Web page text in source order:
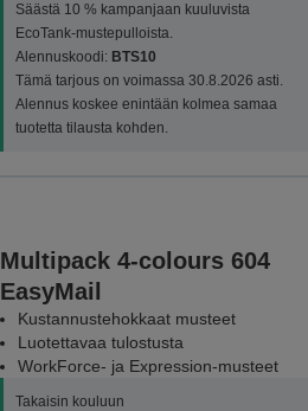
Säästä 10 % kampanjaan kuuluvista
EcoTank-mustepulloista.
Alennuskoodi: BTS10
Tämä tarjous on voimassa 30.8.2026 asti.
Alennus koskee enintään kolmea samaa
tuotetta tilausta kohden.
Multipack 4-colours 604
EasyMail
Kustannustehokkaat musteet
Luotettavaa tulostusta
WorkForce- ja Expression-musteet
Takaisin kouluun